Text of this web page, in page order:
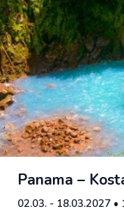
Panama –
02.03. - 18.03.2027 •